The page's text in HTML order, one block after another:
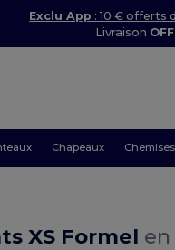
Exclu App : 10 € offerts
Livraison
Chapeaux Chemises
XS Formel